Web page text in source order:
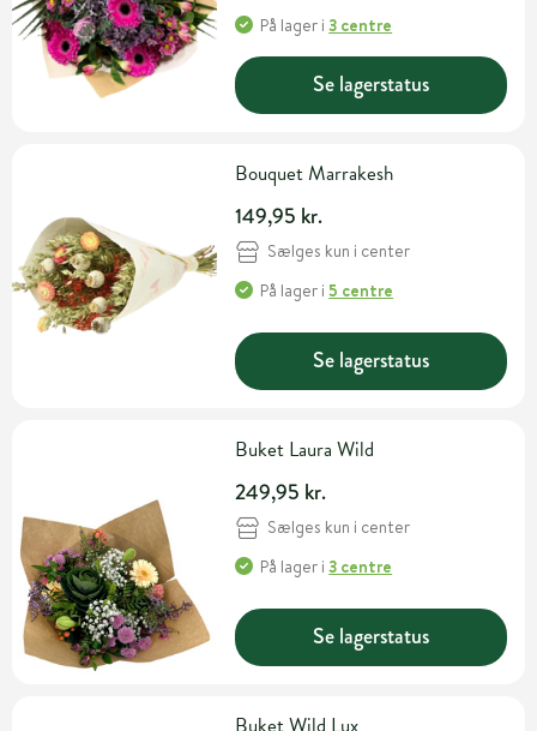
På lager i3 centre
Se lagerstatus
Bouquet Marrakesh
149,95 kr.
Sælges kun i center
På lager i5 centre
Se lagerstatus
Buket Laura Wild
249,95 kr.
Sælges kun i center
På lager i3 centre
Se lagerstatus